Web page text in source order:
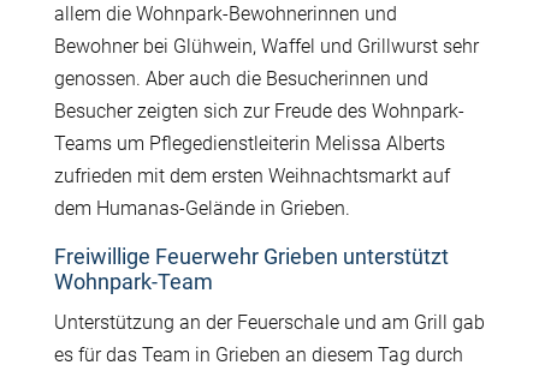
allem die Wohnpark-Bewohnerinnen und
Bewohner bei Glühwein, Waffel und Grillwurst sehr
genossen. Aber auch die Besucherinnen und
Besucher zeigten sich zur Freude des Wohnpark-
Teams um Pflegedienstleiterin Melissa Alberts
zufrieden mit dem ersten Weihnachtsmarkt auf
dem Humanas-Gelände in Grieben.
Freiwillige Feuerwehr Grieben unterstützt
Wohnpark-Team
Unterstützung an der Feuerschale und am Grill gab
es für das Team in Grieben an diesem Tag durch